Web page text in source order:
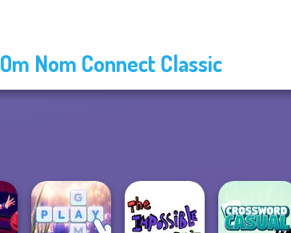
Om Nom Connect Classic